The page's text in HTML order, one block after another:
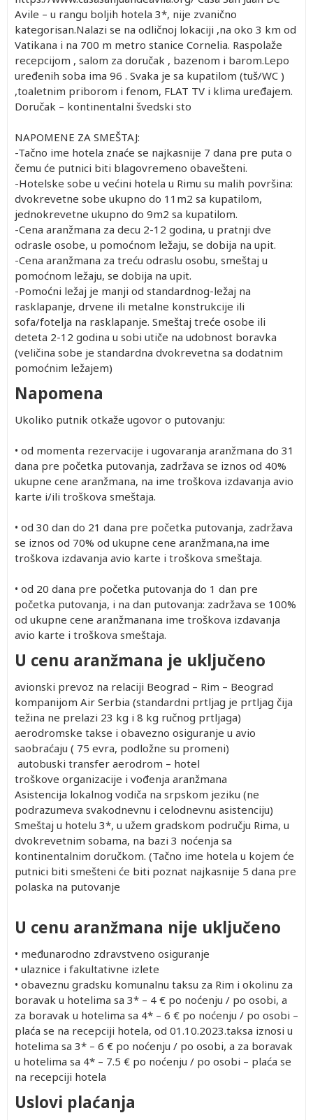
Avile – u rangu boljih hotela 3*, nije zvanično
kategorisan.Nalazi se na odličnoj lokaciji ,na oko 3 km od
Vatikana i na 700 m metro stanice Cornelia. Raspolaže
recepcijom , salom za doručak , bazenom i barom.Lepo
uređenih soba ima 96 . Svaka je sa kupatilom (tuš/WC )
,toaletnim priborom i fenom, FLAT TV i klima uređajem.
Doručak – kontinentalni švedski sto
NAPOMENE ZA SMEŠTAJ:
-Tačno ime hotela znaće se najkasnije 7 dana pre puta o
čemu će putnici biti blagovremeno obavešteni.
-Hotelske sobe u većini hotela u Rimu su malih površina:
dvokrevetne sobe ukupno do 11m2 sa kupatilom,
jednokrevetne ukupno do 9m2 sa kupatilom.
-Cena aranžmana za decu 2-12 godina, u pratnji dve
odrasle osobe, u pomoćnom ležaju, se dobija na upit.
-Cena aranžmana za treću odraslu osobu, smeštaj u
pomoćnom ležaju, se dobija na upit.
-Pomoćni ležaj je manji od standardnog-ležaj na
rasklapanje, drvene ili metalne konstrukcije ili
sofa/fotelja na rasklapanje. Smeštaj treće osobe ili
deteta 2-12 godina u sobi utiče na udobnost boravka
(veličina sobe je standardna dvokrevetna sa dodatnim
pomoćnim ležajem)
Napomena
Ukoliko putnik otkaže ugovor o putovanju:
• od momenta rezervacije i ugovaranja aranžmana do 31
dana pre početka putovanja, zadržava se iznos od 40%
ukupne cene aranžmana, na ime troškova izdavanja avio
karte i/ili troškova smeštaja.
• od 30 dan do 21 dana pre početka putovanja, zadržava
se iznos od 70% od ukupne cene aranžmana,na ime
troškova izdavanja avio karte i troškova smeštaja.
• od 20 dana pre početka putovanja do 1 dan pre
početka putovanja, i na dan putovanja: zadržava se 100%
od ukupne cene aranžmanana ime troškova izdavanja
avio karte i troškova smeštaja.
U cenu aranžmana je uključeno
avionski prevoz na relaciji Beograd – Rim – Beograd
kompanijom Air Serbia (standardni prtljag je prtljag čija
težina ne prelazi 23 kg i 8 kg ručnog prtljaga)
aerodromske takse i obavezno osiguranje u avio
saobraćaju ( 75 evra, podložne su promeni)
autobuski transfer aerodrom – hotel
troškove organizacije i vođenja aranžmana
Asistencija lokalnog vodiča na srpskom jeziku (ne
podrazumeva svakodnevnu i celodnevnu asistenciju)
Smeštaj u hotelu 3*, u užem gradskom području Rima, u
dvokrevetnim sobama, na bazi 3 noćenja sa
kontinentalnim doručkom. (Tačno ime hotela u kojem će
putnici biti smešteni će biti poznat najkasnije 5 dana pre
polaska na putovanje
U cenu aranžmana nije uključeno
• međunarodno zdravstveno osiguranje
• ulaznice i fakultativne izlete
• obaveznu gradsku komunalnu taksu za Rim i okolinu za
boravak u hotelima sa 3* – 4 € po noćenju / po osobi, a
za boravak u hotelima sa 4* – 6 € po noćenju / po osobi –
plaća se na recepciji hotela, od 01.10.2023.taksa iznosi u
hotelima sa 3* – 6 € po noćenju / po osobi, a za boravak
u hotelima sa 4* – 7.5 € po noćenju / po osobi – plaća se
na recepciji hotela
Uslovi plaćanja